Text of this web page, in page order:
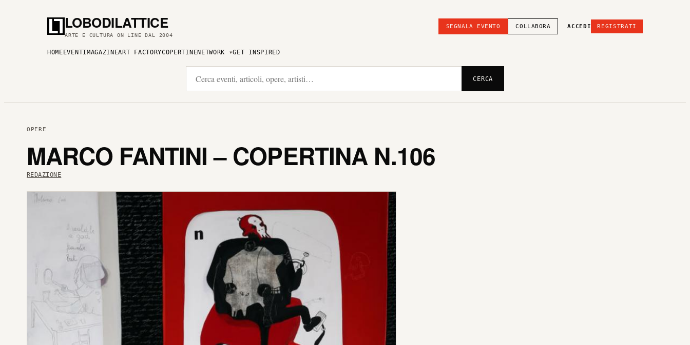
LOBODILATTICE
ARTE E CULTURA ON LINE DAL 2004
SEGNALA EVENTO COLLABORA ACCEDI REGISTRATI
HOME EVENTI MAGAZINEART FACTORYCOPERTINENETWORK GET INSPIRED
CERCA
OPERE
MARCO FANTINI – COPERTINA N.106
REDAZIONE